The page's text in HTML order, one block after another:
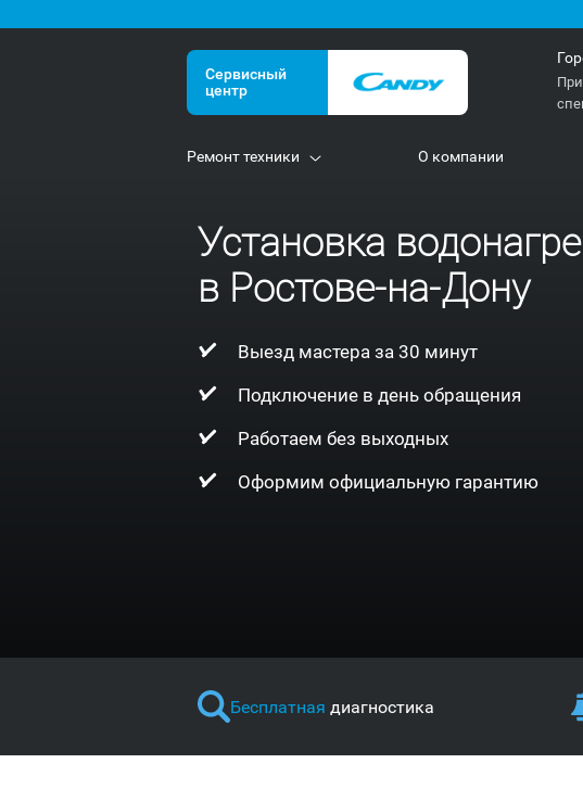
Сервисный
центр
Ремонт техники О компании
Установка
в Ростове-на-Дону
Выезд мастера за 30 минут
Подключение в день обращения
Работаем без выходных
Оформим официальную гарантию
Бесплатная диагностика